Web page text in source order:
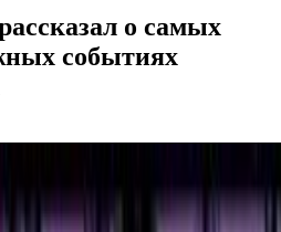
о самых
событиях